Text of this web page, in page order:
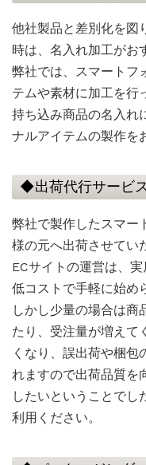
他社製品と差別化を図
時は、名入れ加工がお
弊社では、スマートフ
テムや素材に加工を行
持ち込み商品の名入れ
ナルアイテムの製作を
◆出荷代行サービス
弊社で製作したスマー
様の元へ出荷させてい
ECサイトの運営は、
低コストで手軽に始め
しかし少量の場合は商
たり、受注量が増えて
くなり、誤出荷や梱包
れますので出荷品質を
したいということでし
利用ください。